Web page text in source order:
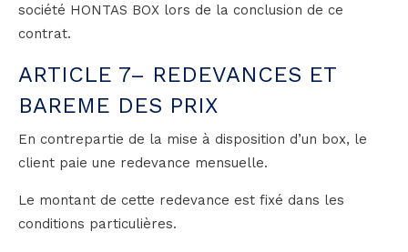
société HONTAS BOX lors de la conclusion de ce
contrat.
ARTICLE 7– REDEVANCES ET
BAREME DES PRIX
En contrepartie de la mise à disposition d’un box, le
client paie une redevance mensuelle.
Le montant de cette redevance est fixé dans les
conditions particulières.